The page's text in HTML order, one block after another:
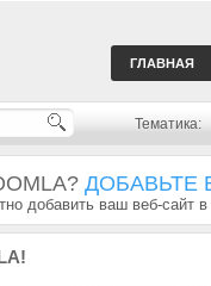
ГЛАВНАЯ
Тематика:
ДОБАВЬТЕ
добавить ваш веб-сайт